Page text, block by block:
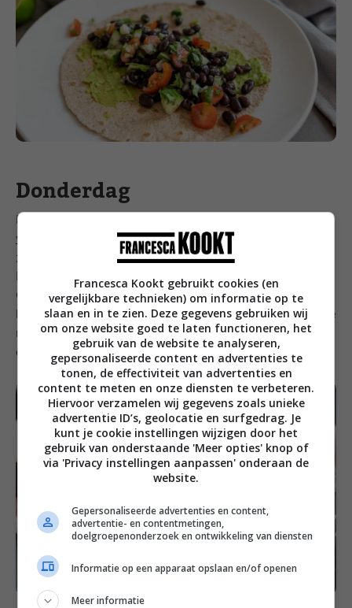
Donderdag
En weer terug naar Denemarken, want vandaag
we frikadeller eten. En nee, dat zijn geen frikandellen
;-), maar ovale gehaktballetjes. Wederom typisch
Deens en er zijn verschillende versies van te vinden.
Ook met vis of vegetarisch. Ik maakte ze met half-om-
half gehakt (maar alleen rund kan ook) en serveerde ze
met gekookte aardappels en een salade van biet en
augurk.
Francesca Kookt gebruikt cookies (en
vergelijkbare technieken) om informatie op te
slaan en in te zien. Deze gegevens gebruiken wij
om onze website goed te laten functioneren, het
gebruik van de website te analyseren,
gepersonaliseerde content en advertenties te
tonen, de effectiviteit van advertenties en
content te meten en onze diensten te verbeteren.
Hiervoor verzamelen wij gegevens zoals unieke
advertentie ID’s, geolocatie en surfgedrag. Je
kunt je cookie instellingen wijzigen door het
gebruik van onderstaande 'Meer opties' knop of
via 'Privacy instellingen aanpassen' onderaan de
website.
Gepersonaliseerde advertenties en content,
advertentie- en contentmetingen,
doelgroepenonderzoek en ontwikkeling van diensten
Informatie op een apparaat opslaan en/of openen
Meer informatie